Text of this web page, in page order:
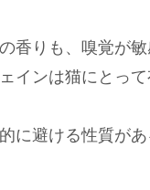
香りも、嗅覚が
インは猫にとって
に避ける性質が